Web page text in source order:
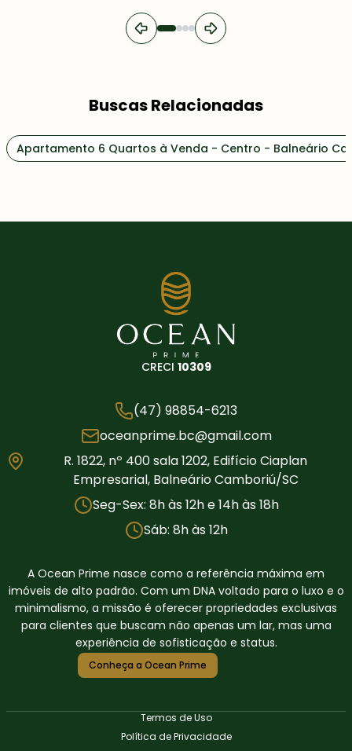
Buscas Relacionadas
Apartamento 6 Quartos à Venda - Centro - Balneário
CRECI 10309
(47) 98854-6213
oceanprime.bc@gmail.com
R. 1822, nº 400 sala 1202, Edifício Ciaplan
Empresarial, Balneário Camboriú/SC
Seg-Sex: 8h às 12h e 14h às 18h
Sáb: 8h às 12h
A Ocean Prime nasce como a referência máxima em
imóveis de alto padrão. Com um DNA voltado para o luxo e o
minimalismo, a missão é oferecer propriedades exclusivas
para clientes que buscam não apenas um lar, mas uma
experiência de sofisticação e status.
Conheça a Ocean Prime
Termos de Uso
Política de Privacidade